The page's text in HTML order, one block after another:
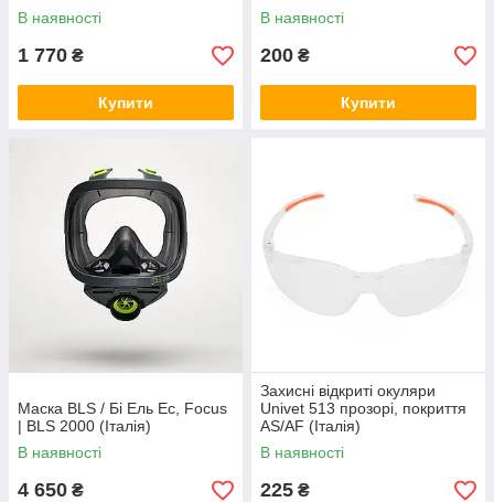
В наявності
1 770 ₴
Купити
В наявності
200 ₴
Купити
Маска BLS / Бі Ель Ес, Focus
| BLS 2000 (Італія)
В наявності
4 650 ₴
Захисні відкриті окуляри
Univet 513 прозорі, покриття
AS/AF (Італія)
В наявності
225 ₴